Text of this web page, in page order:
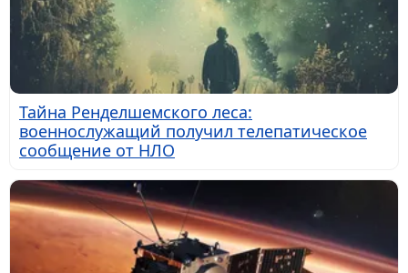
Тайна Ренделшемского леса:
военнослужащий получил телепатическое
сообщение от НЛО